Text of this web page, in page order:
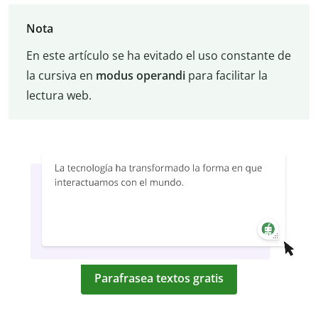
Nota
En este artículo se ha evitado el uso constante de
la cursiva en modus operandipara facilitar la
lectura web.
Parafrasea textos gratis